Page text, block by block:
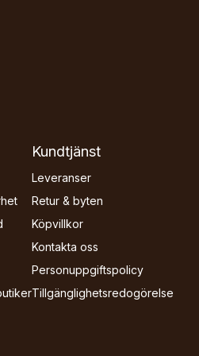
Kundtjänst
Leveranser
Retur & byten
Köpvillkor
Kontakta oss
Personuppgiftspolicy
Tillgänglighets­redogörelse